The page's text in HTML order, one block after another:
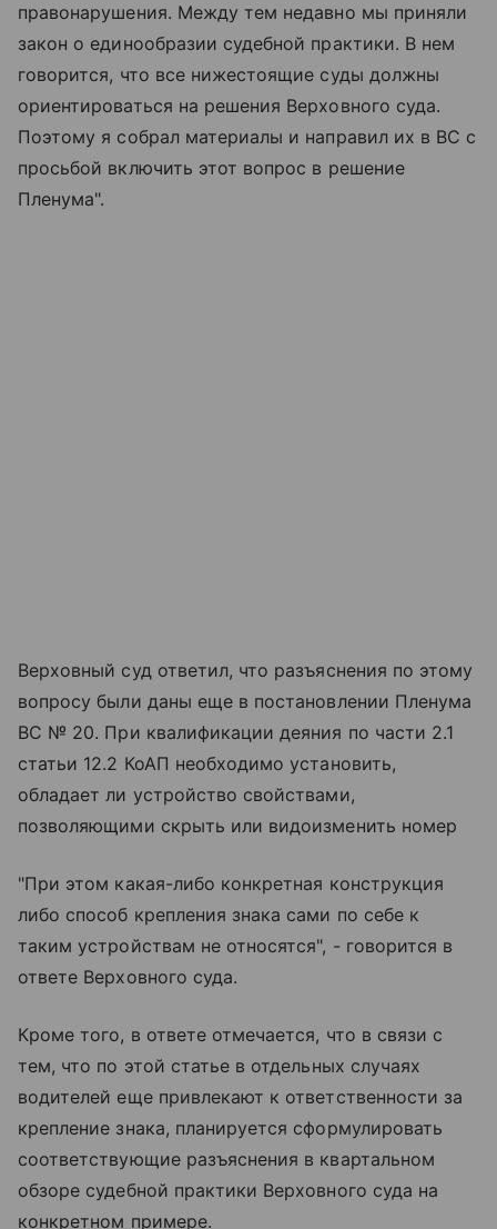
правонарушения. Между тем недавно мы приняли
закон о единообразии судебной практики. В нем
говорится, что все нижестоящие суды должны
ориентироваться на решения Верховного суда.
Поэтому я собрал материалы и направил их в ВС с
просьбой включить этот вопрос в решение
Пленума".
Верховный суд ответил, что разъяснения по этому
вопросу были даны еще в постановлении Пленума
ВС № 20. При квалификации деяния по части 2.1
статьи 12.2 КоАП необходимо установить,
обладает ли устройство свойствами,
позволяющими скрыть или видоизменить номер
"При этом какая-либо конкретная конструкция
либо способ крепления знака сами по себе к
таким устройствам не относятся", - говорится в
ответе Верховного суда.
Кроме того, в ответе отмечается, что в связи с
тем, что по этой статье в отдельных случаях
водителей еще привлекают к ответственности за
крепление знака, планируется сформулировать
соответствующие разъяснения в квартальном
обзоре судебной практики Верховного суда на
конкретном примере.